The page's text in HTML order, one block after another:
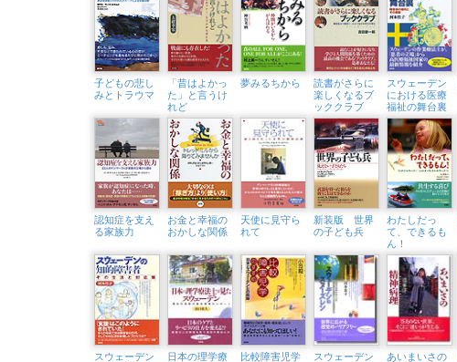
子どもの悲し
みとトラウマ
「昔はよかっ
た」と言うけ
れど
夢みるちから
読書がさらに
楽しくなるブ
ッククラブ
スウェーデン
における医療
福祉の舞台裏
認知症を支え
る家族力
お金と幸福の
おかしな関係
天使に見守ら
れて
新装版 世界
の子ども兵
わたしだっ
て、できるも
ん！
スウェーデン
日本の理学療
比較障害児学
スウェーデン
あいまいさの